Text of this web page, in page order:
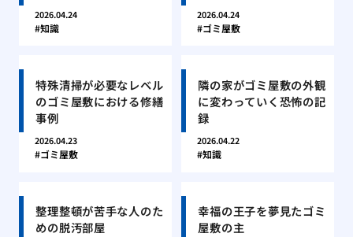
2026.04.24
知識
2026.04.24
ゴミ屋敷
特殊清掃が必要なレベル
のゴミ屋敷における修繕
事例
2026.04.23
ゴミ屋敷
隣の家がゴミ屋敷の外観
に変わっていく恐怖の記
録
2026.04.22
知識
整理整頓が苦手な人のた
めの脱汚部屋
幸福の王子を夢見たゴミ
屋敷の主